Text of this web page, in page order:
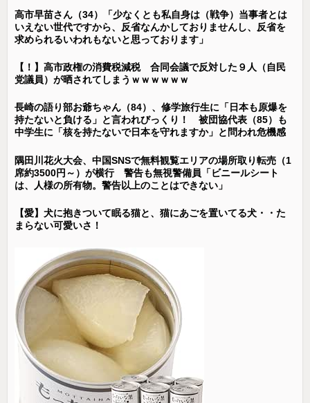
高市早苗さん（34）「少なくとも私自身は（戦争）当事者とは
いえない世代ですから、反省なんかしておりませんし、反省を
求められるいわれもないと思っております」
【！】高市政権の消費税減税 合同会議で反対した９人（自民
党議員）が晒されてしまうｗｗｗｗｗｗ
長崎の語り部お爺ちゃん（84）、修学旅行生に「日本も原爆を
持たないと負ける」と言われびっくり！ 被団協代表（85）も
中学生に「核を持たないで日本を守れますか」と問われ危機感
隅田川花火大会、中国SNSで無料観覧エリアの場所取り転売（1
席約3500円～）が横行 警告も無視警備員「ビニールシート
は、人様の所有物。警告以上のことはできない」
【愛】犬に抱きついて眠る猫と、猫にあごを置いてる犬・・た
まらない可愛いさ！